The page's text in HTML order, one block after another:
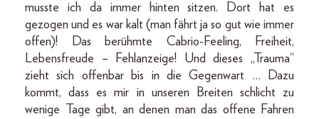
musste ich da immer hinten sitzen. Dort hat es
gezogen und es war kalt (man fährt ja so gut wie immer
offen)! Das berühmte Cabrio-Feeling, Freiheit,
Lebensfreude – Fehlanzeige! Und dieses „Trauma“
zieht sich offenbar bis in die Gegenwart … Dazu
kommt, dass es mir in unseren Breiten schlicht zu
wenige Tage gibt, an denen man das offene Fahren